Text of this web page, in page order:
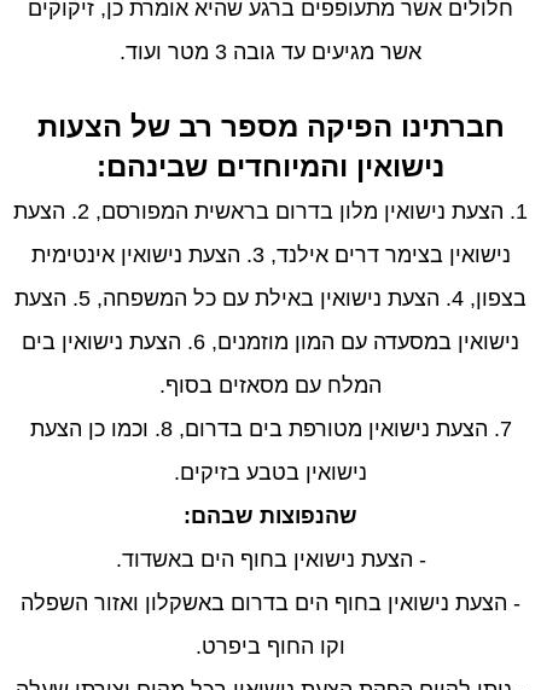
חלולים אשר מתעופפים ברגע שהיא אומרת כן, זיקוקים
אשר מגיעים עד גובה 3 מטר ועוד.
​​​​​​​חברתינו הפיקה מספר רב של הצעות
נישואין והמיוחדים שבינהם:
1. הצעת נישואין מלון בדרום בראשית המפורסם, 2.
הצעת
נישואין בצימר דרים אילנד, 3. הצעת נישואין אינטימית
בצפון, 4. הצעת נישואין באילת עם כל המשפחה, 5.
הצעת
נישואין במסעדה עם המון מוזמנים, 6. הצעת נישואין בים
המלח עם מסאזים בסוף.
7. הצעת נישואין מטורפת בים בדרום, 8. וכמו כן הצעת
נישואין בטבע בזיקים.
שהנפוצות שבהם:
- הצעת נישואין בחוף הים באשדוד.
- הצעת נישואין בחוף הים בדרום באשקלון ואזור השפלה
וקו החוף ביפרט.